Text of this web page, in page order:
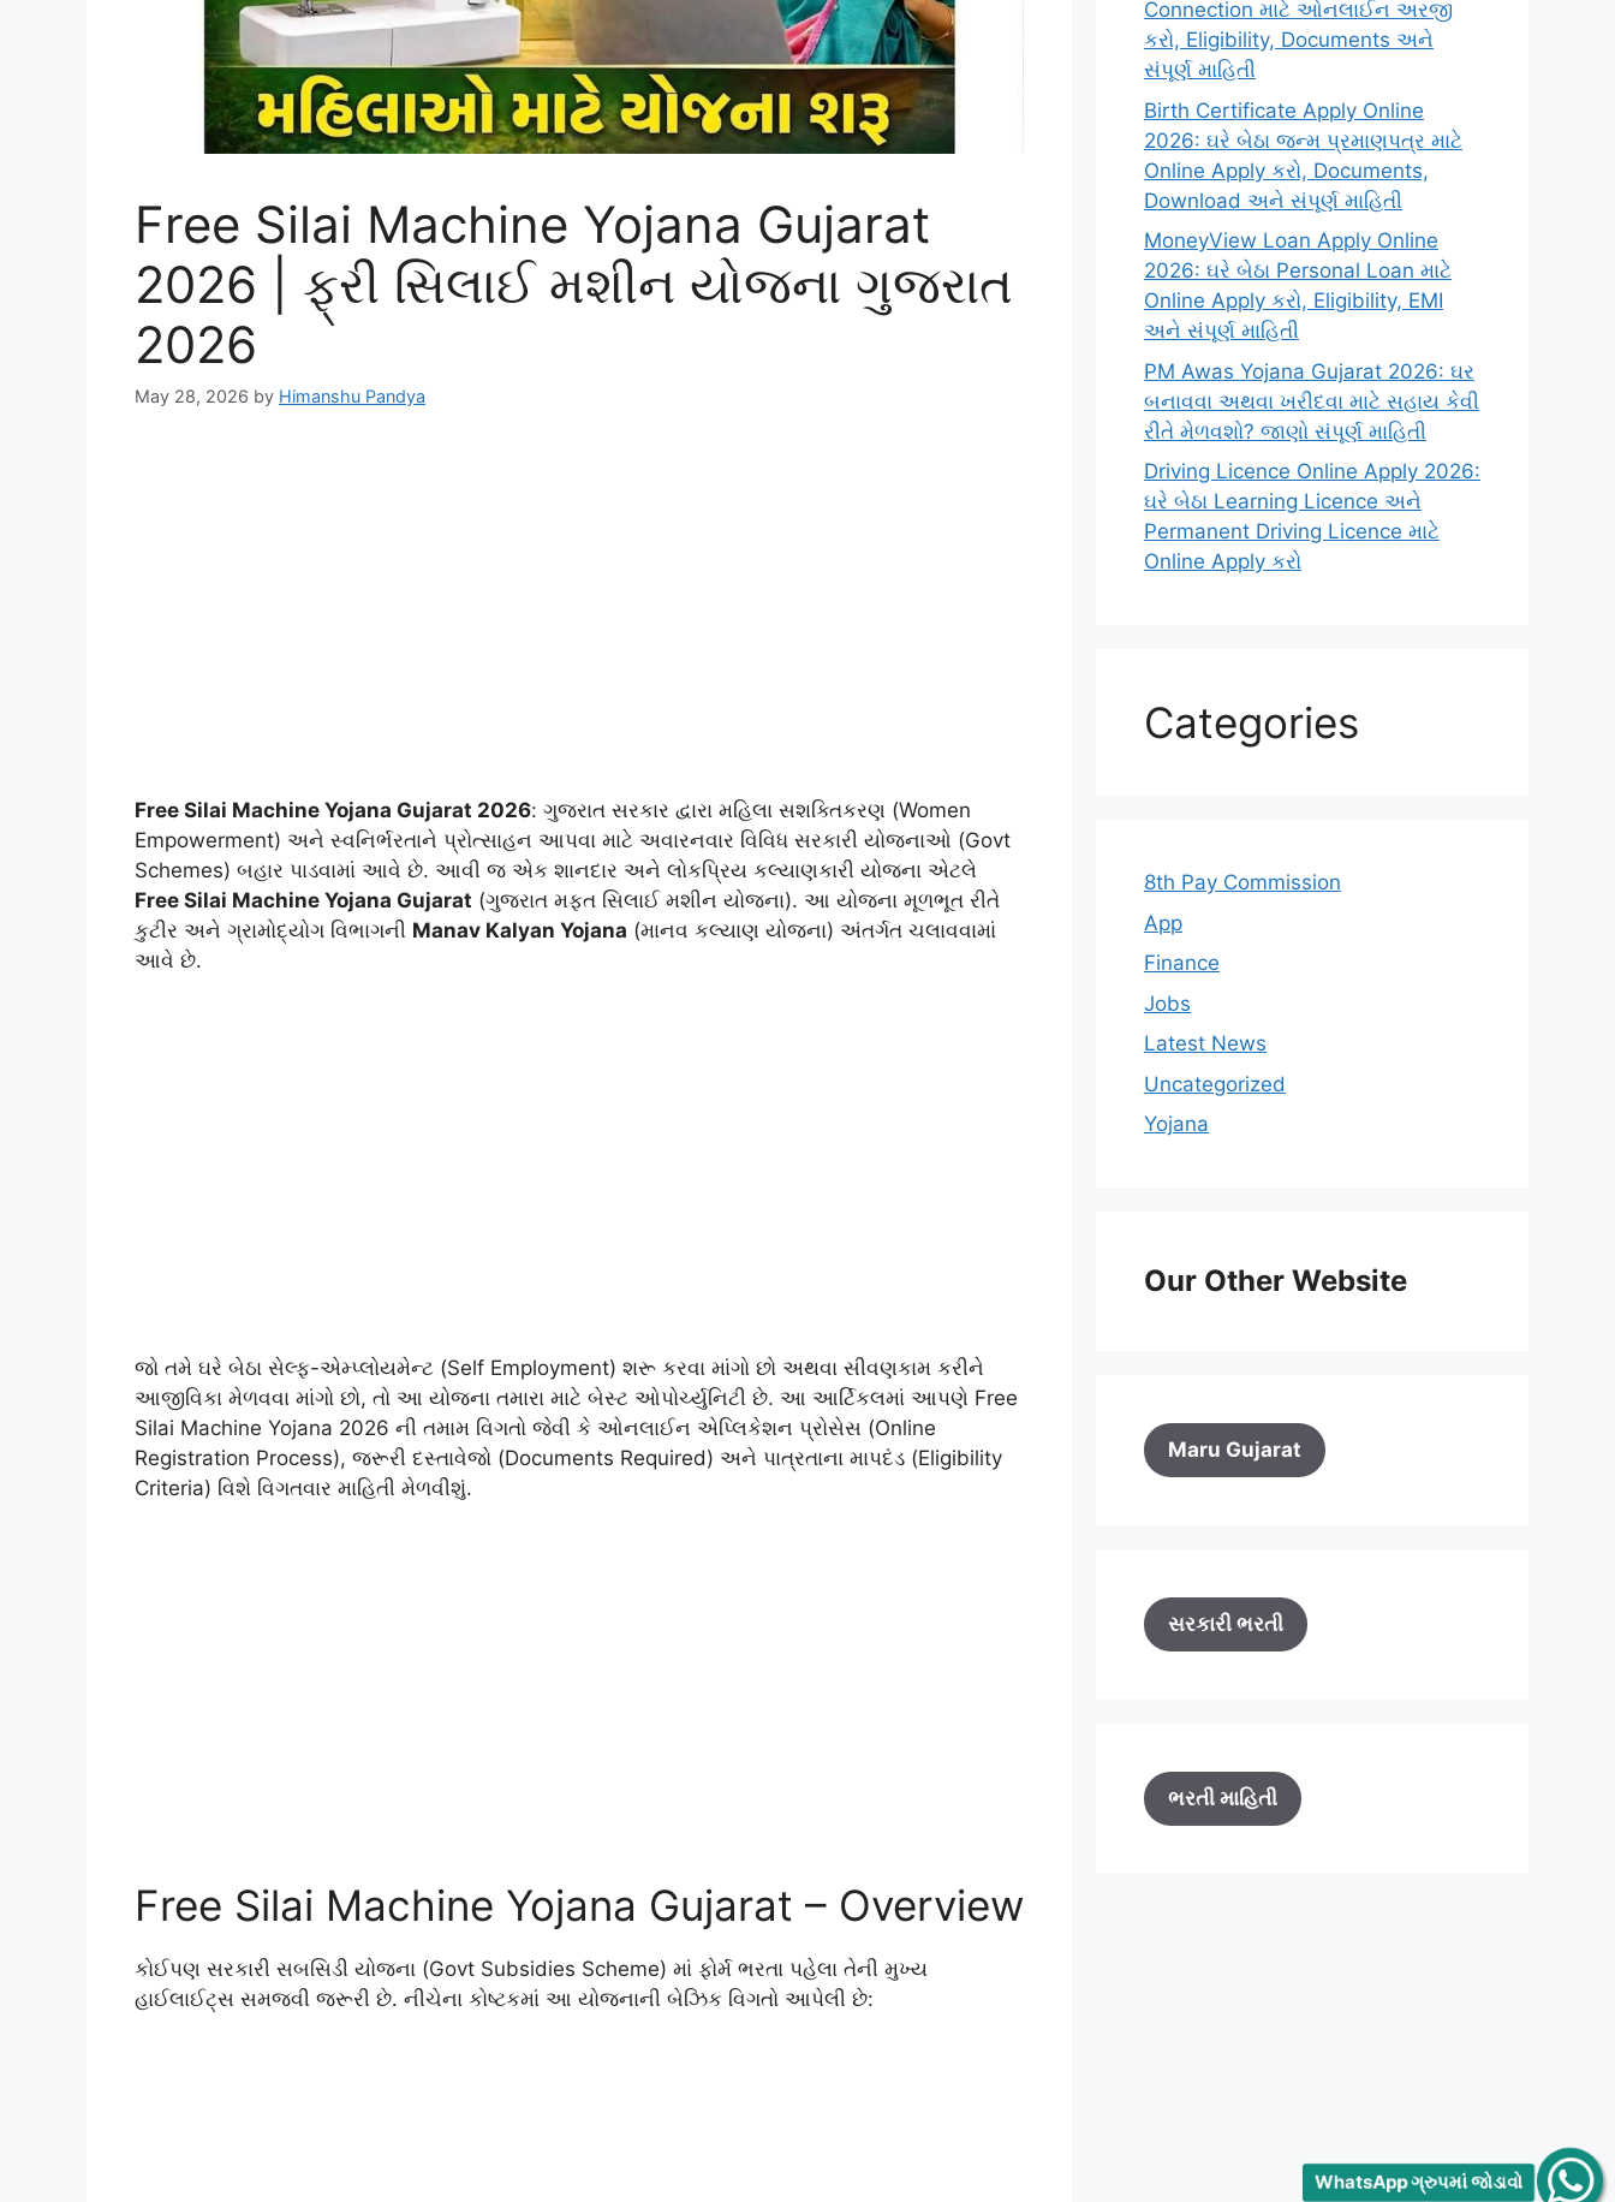
Free Silai Machine Yojana Gujarat
2026 | ફ્રી સિલાઈ મશીન યોજના ગુજરાત
2026
May 28, 2026 by Himanshu Pandya
Free Silai Machine Yojana Gujarat 2026: ગુજરાત સરકાર દ્વારા મહિલા સશક્તિકરણ (Women
Empowerment) અને સ્વનિર્ભરતાને પ્રોત્સાહન આપવા માટે અવારનવાર વિવિધ સરકારી યોજનાઓ (Govt
Schemes) બહાર પાડવામાં આવે છે. આવી જ એક શાનદાર અને લોકપ્રિય કલ્યાણકારી યોજના એટલે
Free Silai Machine Yojana Gujarat (ગુજરાત મફત સિલાઈ મશીન યોજના). આ યોજના મૂળભૂત રીતે
કુટીર અને ગ્રામોદ્યોગ વિભાગની Manav Kalyan Yojana (માનવ કલ્યાણ યોજના) અંતર્ગત ચલાવવામાં
આવે છે.
જો તમે ઘરે બેઠા સેલ્ફ-એમ્પ્લોયમેન્ટ (Self Employment) શરૂ કરવા માંગો છો અથવા સીવણકામ કરીને
આજીવિકા મેળવવા માંગો છો, તો આ યોજના તમારા માટે બેસ્ટ ઓપોર્ચ્યુનિટી છે. આ આર્ટિકલમાં આપણે Free
Silai Machine Yojana 2026 ની તમામ વિગતો જેવી કે ઓનલાઈન એપ્લિકેશન પ્રોસેસ (Online
Registration Process), જરૂરી દસ્તાવેજો (Documents Required) અને પાત્રતાના માપદંડ (Eligibility
Criteria) વિશે વિગતવાર માહિતી મેળવીશું.
Free Silai Machine Yojana Gujarat – Overview
કોઈપણ સરકારી સબસિડી યોજના (Govt Subsidies Scheme) માં ફોર્મ ભરતા પહેલા તેની મુખ્ય
હાઈલાઈટ્સ સમજવી જરૂરી છે. નીચેના કોષ્ટકમાં આ યોજનાની બેઝિક વિગતો આપેલી છે:
Connection માટે ઓનલાઈન અરજી
કરો, Eligibility, Documents અને
સંપૂર્ણ માહિતી
Birth Certificate Apply Online
2026: ઘરે બેઠા જન્મ પ્રમાણપત્ર માટે
Online Apply કરો, Documents,
Download અને સંપૂર્ણ માહિતી
MoneyView Loan Apply Online
2026: ઘરે બેઠા Personal Loan માટે
Online Apply કરો, Eligibility, EMI
અને સંપૂર્ણ માહિતી
PM Awas Yojana Gujarat 2026: ઘર
બનાવવા અથવા ખરીદવા માટે સહાય કેવી
રીતે મેળવશો? જાણો સંપૂર્ણ માહિતી
Driving Licence Online Apply 2026:
ઘરે બેઠા Learning Licence અને
Permanent Driving Licence માટે
Online Apply કરો
Categories
8th Pay Commission
App
Finance
Jobs
Latest News
Uncategorized
Yojana
Our Other Website
Maru Gujarat
સરકારી ભરતી
ભરતી માહિતી
WhatsApp ગ્રુપમાં જોડાવો